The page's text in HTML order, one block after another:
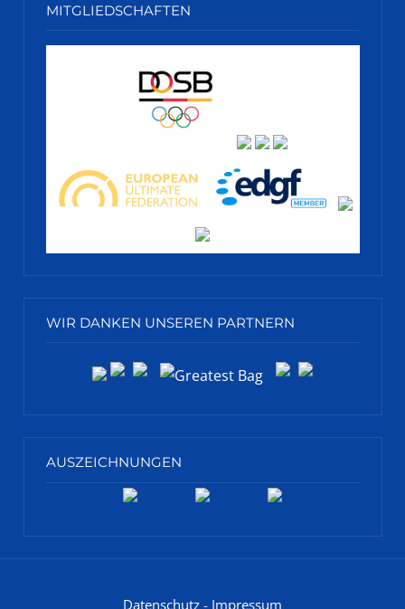
MITGLIEDSCHAFTEN
WIR DANKEN UNSEREN PARTNERN
AUSZEICHNUNGEN
Datenschutz - Impressum